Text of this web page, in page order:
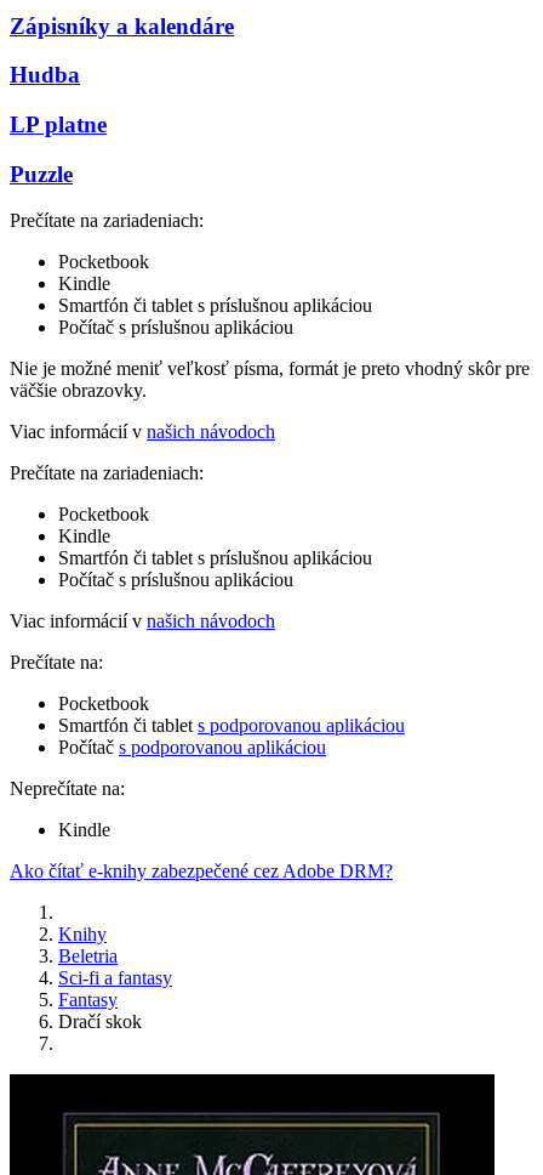
Zápisníky a kalendáre
Hudba
LP platne
Puzzle
Prečítate na zariadeniach:
Pocketbook
Kindle
Smartfón či tablet s príslušnou aplikáciou
Počítač s príslušnou aplikáciou
Nie je možné meniť veľkosť písma, formát je preto vhodný skôr pre
väčšie obrazovky.
Viac informácií v našich návodoch
Prečítate na zariadeniach:
Pocketbook
Kindle
Smartfón či tablet s príslušnou aplikáciou
Počítač s príslušnou aplikáciou
Viac informácií v našich návodoch
Prečítate na:
Pocketbook
Smartfón či tablet s podporovanou aplikáciou
Počítač s podporovanou aplikáciou
Neprečítate na:
Kindle
Ako čítať e-knihy zabezpečené cez Adobe DRM?
Knihy
Beletria
Sci-fi a fantasy
Fantasy
Dračí skok